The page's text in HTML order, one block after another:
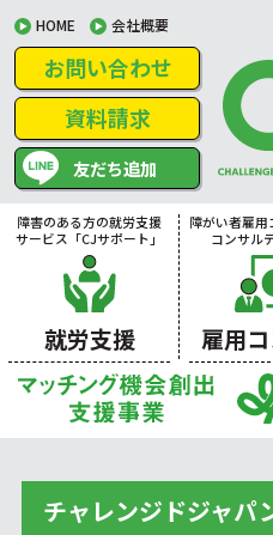
HOME 会社概要
お問い合わせ
資料請求
友だち追加
障害のある方の就労支援
サービス「CJサポート」
就労支援
障がい者雇用
コンサル
雇用
チャレンジドジャパ